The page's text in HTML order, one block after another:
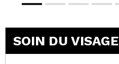
SOIN DU VISAGE